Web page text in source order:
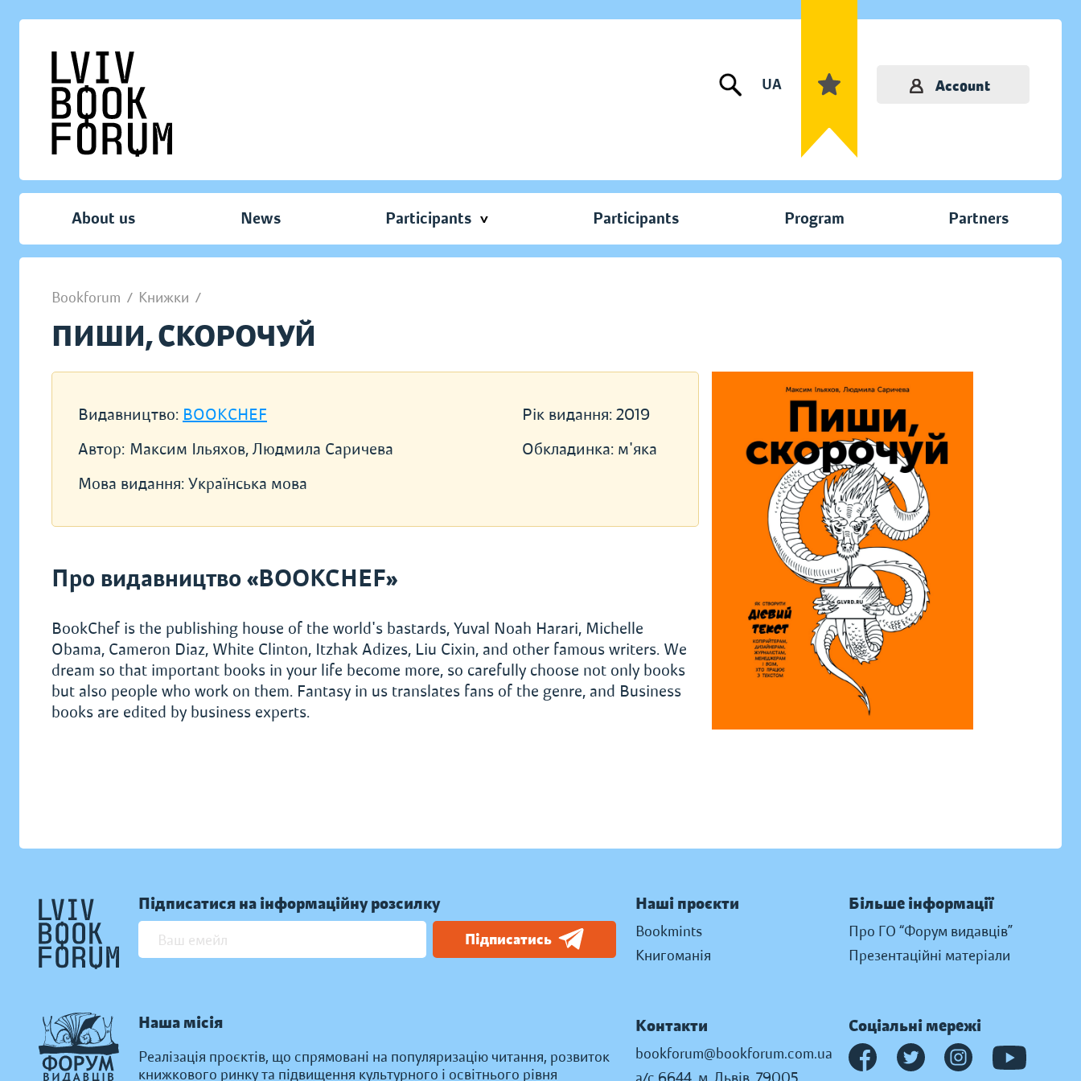
UA Account
About us News Participants Participants Program Partners
Bookforum / Книжки /
ПИШИ, СКОРОЧУЙ
Видавництво: BOOKCHEF
Автор: Максим Ільяхов, Людмила Саричева
Мова видання: Українська мова
Рік видання: 2019
Обкладинка: м'яка
Про видавництво «BOOKCHEF»
BookChef is the publishing house of the world's bastards, Yuval Noah Harari, Michelle
Obama, Cameron Diaz, White Clinton, Itzhak Adizes, Liu Cixin, and other famous writers. We
dream so that important books in your life become more, so carefully choose not only books
but also people who work on them. Fantasy in us translates fans of the genre, and Business
books are edited by business experts.
Підписатися на інформаційну розсилку
Підписатись
Наша місія
Реалізація проєктів, що спрямовані на популяризацію читання, розвиток
книжкового ринку та підвищення культурного і освітнього рівня
Наші проєкти
Bookmints
Книгоманія
Більше інформації
Про ГО “Форум видавців”
Презентаційні матеріали
Контакти
bookforum@bookforum.com.ua
Соціальні мережі